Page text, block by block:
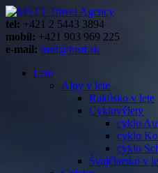
tel: +421 2 5443 3894
mobil: +421 903 969 225
e-mail: mstt@mstt.sk
Leto
Alpy v lete
Rakúsko v lete
Cyklovýlety
cyklo
cyklo
cyklo
Švajčiarsko v